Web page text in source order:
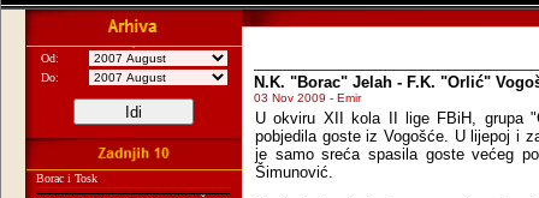
Od:
Do:
Borac i Tosk
N.K. "Borac" Jelah - F.K. "Orlić"
03 Nov 2009 - Emir
U okviru XII kola II lige FBiH, grupa
pobjedila goste iz Vogošće. U lijepoj i
je samo sreća spasila goste većeg
Šimunović.